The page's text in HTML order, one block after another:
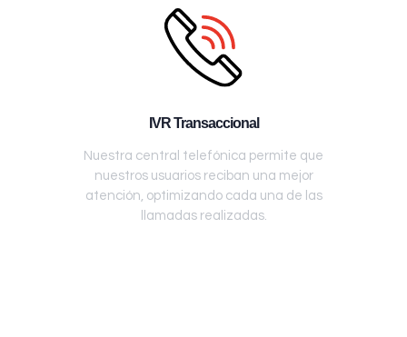
IVR Transaccional
Nuestra central telefónica permite que
nuestros usuarios reciban una mejor
atención, optimizando cada una de las
llamadas realizadas.